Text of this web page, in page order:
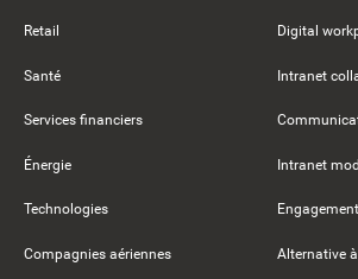
Retail
Santé
Services financiers
Énergie
Technologies
Compagnies aériennes
Digital
Intranet
Intranet
Alternative